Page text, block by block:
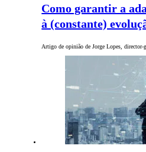
Como garantir a
à (constante)
Artigo de opinião de Jorge Lopes,